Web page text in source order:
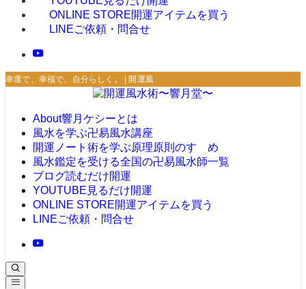
ONLINE STORE開運アイテムを買う
LINEご依頼・問合せ
幸運で、幸福で、自分らしく。 | 開運風水術〜響月堂〜
About響月ケシーとは
風水を学ぶ卍易風水講座
開運ノート術を学ぶ原理原則のすゝめ
風水鑑定を受ける全国の卍易風水師一覧
ブログ読むだけ開運
YOUTUBE 見るだけ開運
ONLINE STORE開運アイテムを買う
LINEご依頼・問合せ